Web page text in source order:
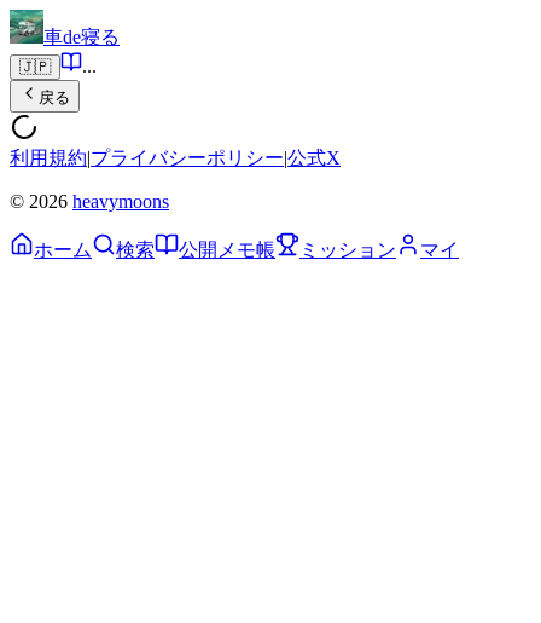
車de寝る
🇯🇵 ...
戻る
利用規約|プライバシーポリシー|公式X
© 2026 heavymoons
ホーム 検索 公開メモ帳 ミッション マイ